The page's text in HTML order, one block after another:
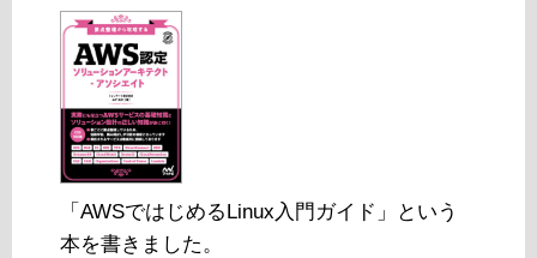
「AWSではじめるLinux入門ガイド」という
本を書きました。